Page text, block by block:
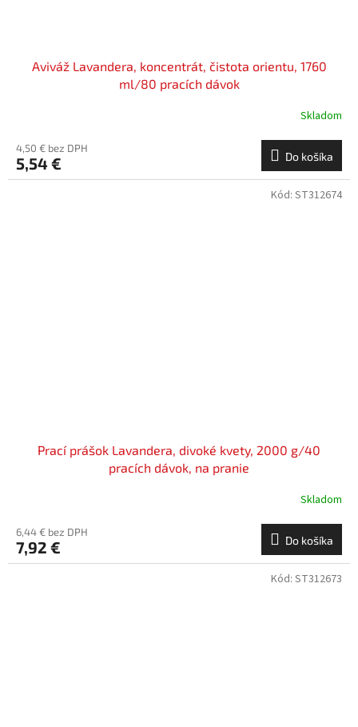
Aviváž Lavandera, koncentrát, čistota orientu, 1760
ml/80 pracích dávok
Skladom
4,50 € bez DPH
5,54 € Do košíka
Prací prášok Lavandera, divoké kvety, 2000 g/40
pracích dávok, na pranie
Skladom
6,44 € bez DPH
7,92 € Do košíka
Kód: ST312674
Kód: ST312673